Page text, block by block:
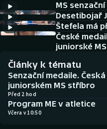
Cyklistika
DALŠÍ SPORTY
Baseball a softbal
Basketbal
NEPŘEHLÉDNĚTE
Soutěže
Historické návraty
MS
Desetibojař
Štefela má
České
juniorské
Články k tématu
Senzační medaile.
juniorském MS stříbro
Před 2 hod
Program ME v atletice
Včera v 10:50